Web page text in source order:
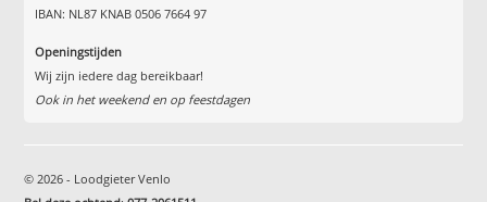
IBAN: NL87 KNAB 0506 7664 97
Openingstijden
Wij zijn iedere dag bereikbaar!
Ook in het weekend en op feestdagen
© 2026 - Loodgieter Venlo